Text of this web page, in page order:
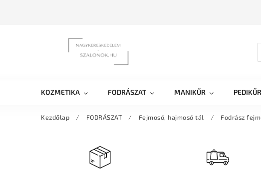
KOZMETIKA FODRÁSZAT MANIKŰR PEDIKŰR
Kezdőlap / FODRÁSZAT / Fejmosó, hajmosó tál / Fodrász